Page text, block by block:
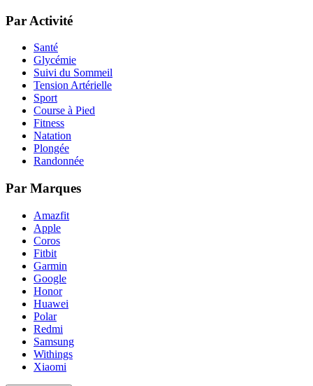
Par Activité
Santé
Glycémie
Suivi du Sommeil
Tension Artérielle
Sport
Course à Pied
Fitness
Natation
Plongée
Randonnée
Par Marques
Amazfit
Apple
Coros
Fitbit
Garmin
Google
Honor
Huawei
Polar
Redmi
Samsung
Withings
Xiaomi